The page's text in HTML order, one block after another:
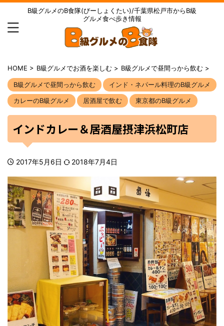
B級グルメのB食隊(びーしょくたい)/千葉県松戸市からB級
グルメ食べ歩き情報
HOME > B級グルメでお酒を楽しむ > B級グルメで昼間っから飲む >
B級グルメで昼間っから飲む
インド・ネパール料理のB級グルメ
カレーのB級グルメ
居酒屋で飲む 東京都のB級グルメ
インドカレー＆居酒屋摂津浜松町店
2017年5月6日 2018年7月4日